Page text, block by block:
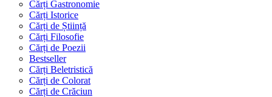
Cărți Gastronomie
Cărți Istorice
Cărți de Știință
Cărți Filosofie
Cărți de Poezii
Bestseller
Cărți Beletristică
Cărți de Colorat
Cărți de Crăciun